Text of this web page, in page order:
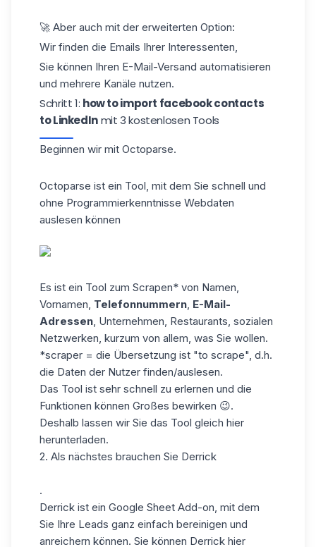
🚀 Aber auch mit der erweiterten Option:
Wir finden die Emails Ihrer Interessenten,
Sie können Ihren E-Mail-Versand automatisieren
und mehrere Kanäle nutzen.
Schritt 1: how to import facebook contacts
to LinkedInmit 3 kostenlosen Tools
Beginnen wir mit Octoparse.
Octoparse ist ein Tool, mit dem Sie schnell und
ohne Programmierkenntnisse Webdaten
auslesen können
Es ist ein Tool zum Scrapen* von Namen,
Vornamen, Telefonnummern, E-Mail-
Adressen, Unternehmen, Restaurants, sozialen
Netzwerken, kurzum von allem, was Sie wollen.
*scraper = die Übersetzung ist "to scrape", d.h.
die Daten der Nutzer finden/auslesen.
Das Tool ist sehr schnell zu erlernen und die
Funktionen können Großes bewirken 😉.
Deshalb lassen wir Sie das Tool gleich hier
herunterladen.
2. Als nächstes brauchen Sie Derrick
.
Derrick ist ein Google Sheet Add-on, mit dem
Sie Ihre Leads ganz einfach bereinigen und
anreichern können. Sie können Derrick hier